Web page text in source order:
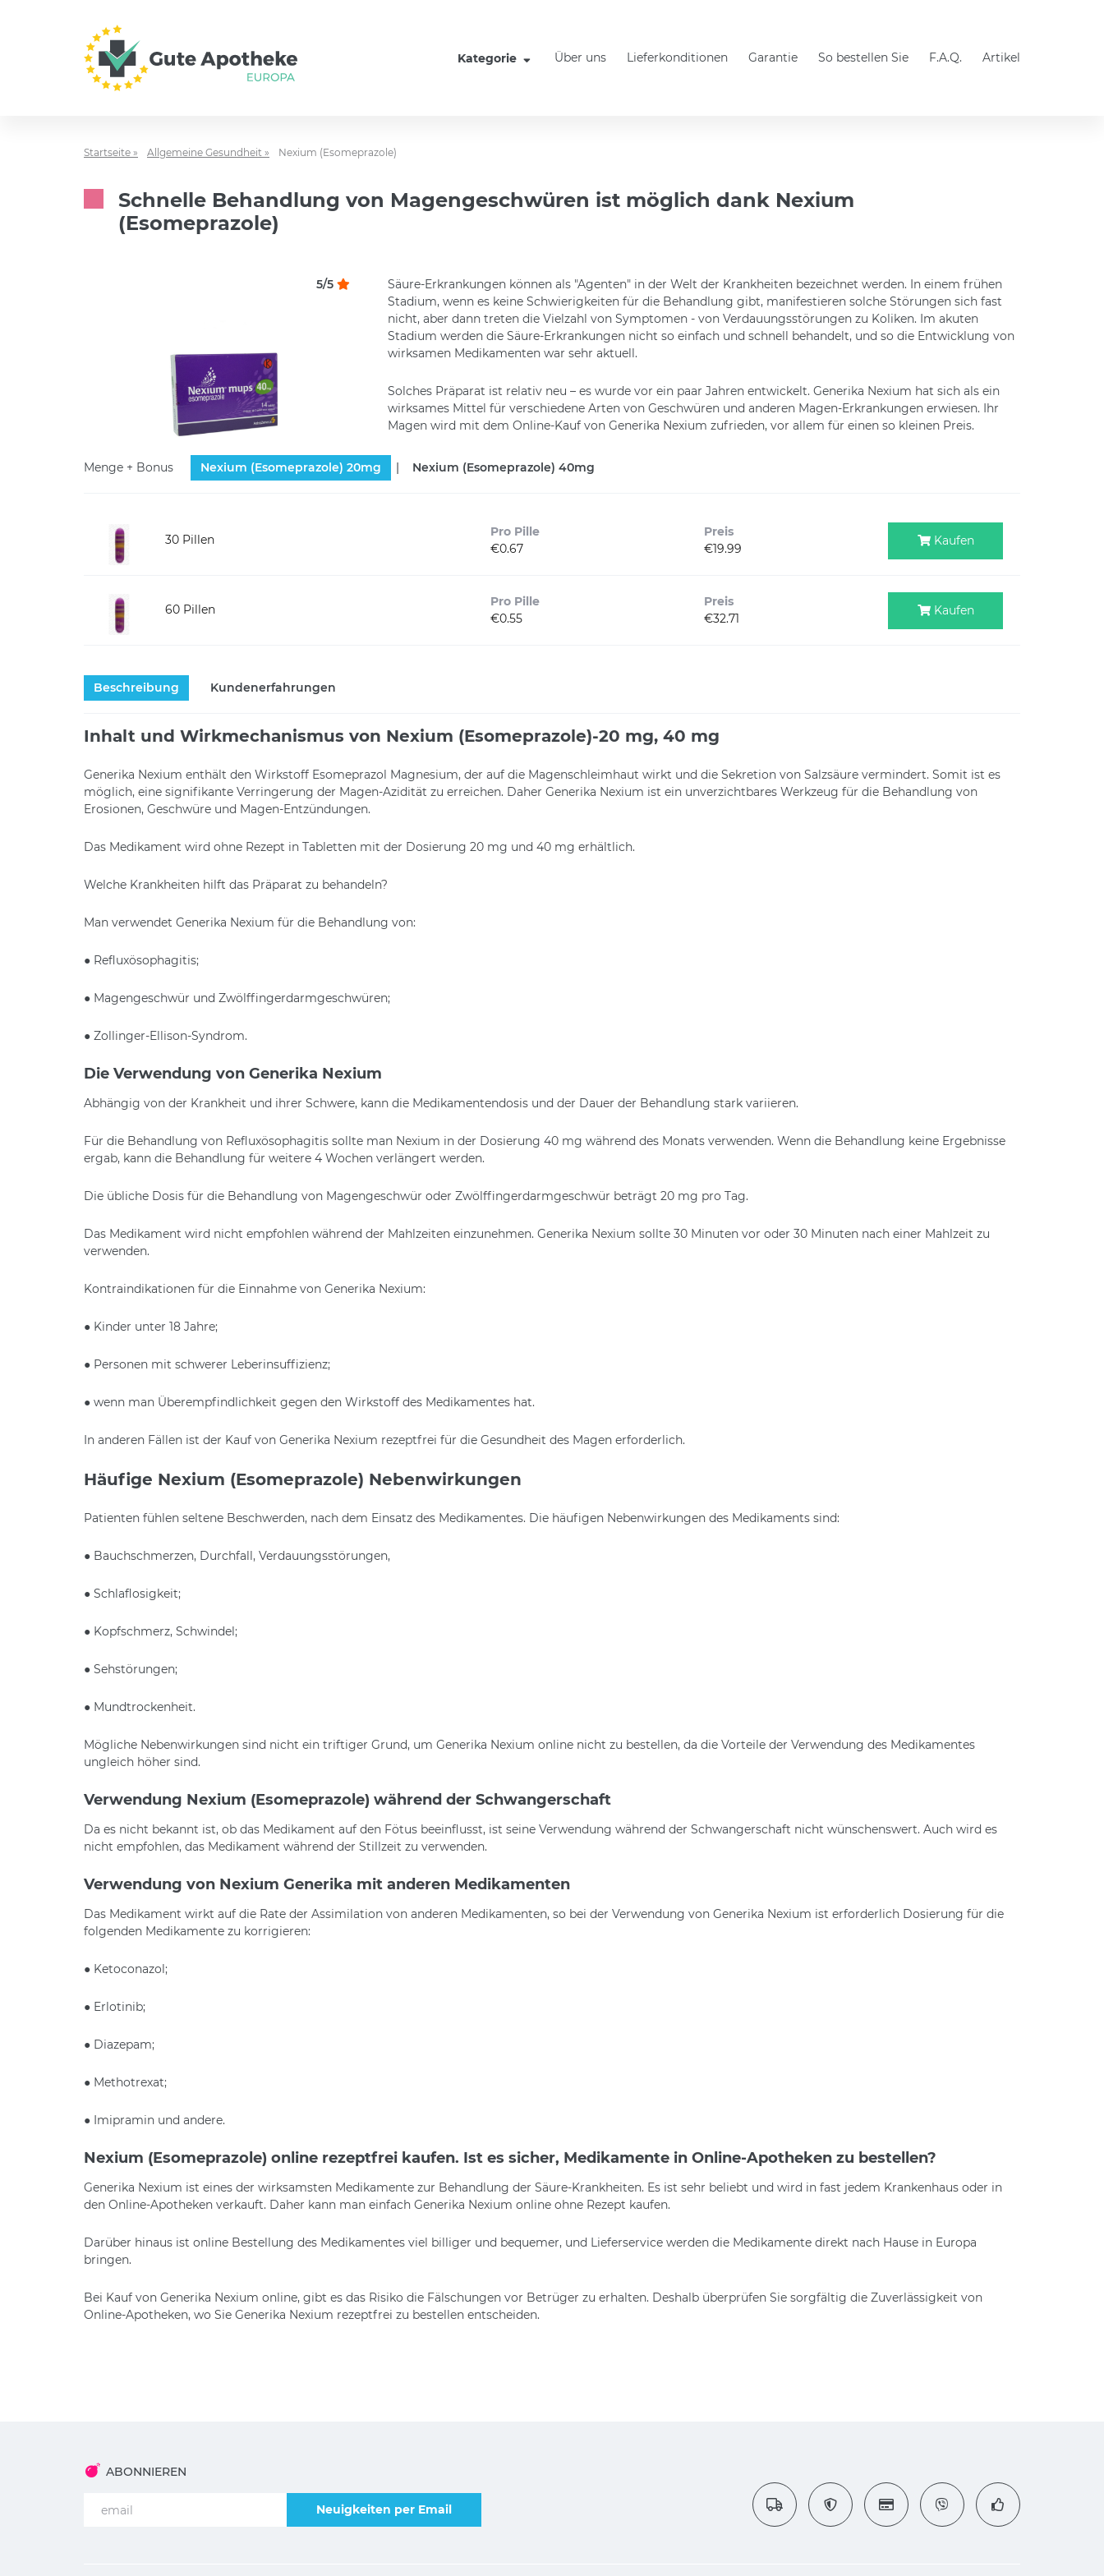
Kategorie Über uns Lieferkonditionen Garantie So bestellen Sie F.A.Q. Artikel
Startseite » Allgemeine Gesundheit » Nexium (Esomeprazole)
Schnelle Behandlung von Magengeschwüren ist möglich dank Nexium
(Esomeprazole)
5/5
Säure-Erkrankungen können als "Agenten" in der Welt der Krankheiten bezeichnet werden. In einem frühen
Stadium, wenn es keine Schwierigkeiten für die Behandlung gibt, manifestieren solche Störungen sich fast
nicht, aber dann treten die Vielzahl von Symptomen - von Verdauungsstörungen zu Koliken. Im akuten
Stadium werden die Säure-Erkrankungen nicht so einfach und schnell behandelt, und so die Entwicklung von
wirksamen Medikamenten war sehr aktuell.
Solches Präparat ist relativ neu – es wurde vor ein paar Jahren entwickelt. Generika Nexium hat sich als ein
wirksames Mittel für verschiedene Arten von Geschwüren und anderen Magen-Erkrankungen erwiesen. Ihr
Magen wird mit dem Online-Kauf von Generika Nexium zufrieden, vor allem für einen so kleinen Preis.
Menge + Bonus Nexium (Esomeprazole) 20mg Nexium (Esomeprazole) 40mg
30 Pillen
Pro Pille
€0.67
Preis
€19.99
Kaufen
60 Pillen
Pro Pille
€0.55
Preis
€32.71
Kaufen
Beschreibung Kundenerfahrungen
Inhalt und Wirkmechanismus von Nexium (Esomeprazole)-20 mg, 40 mg
Generika Nexium enthält den Wirkstoff Esomeprazol Magnesium, der auf die Magenschleimhaut wirkt und die Sekretion von Salzsäure vermindert. Somit ist es
möglich, eine signifikante Verringerung der Magen-Azidität zu erreichen. Daher Generika Nexium ist ein unverzichtbares Werkzeug für die Behandlung von
Erosionen, Geschwüre und Magen-Entzündungen.
Das Medikament wird ohne Rezept in Tabletten mit der Dosierung 20 mg und 40 mg erhältlich.
Welche Krankheiten hilft das Präparat zu behandeln?
Man verwendet Generika Nexium für die Behandlung von:
● Refluxösophagitis;
● Magengeschwür und Zwölffingerdarmgeschwüren;
● Zollinger-Ellison-Syndrom.
Die Verwendung von Generika Nexium
Abhängig von der Krankheit und ihrer Schwere, kann die Medikamentendosis und der Dauer der Behandlung stark variieren.
Für die Behandlung von Refluxösophagitis sollte man Nexium in der Dosierung 40 mg während des Monats verwenden. Wenn die Behandlung keine Ergebnisse
ergab, kann die Behandlung für weitere 4 Wochen verlängert werden.
Die übliche Dosis für die Behandlung von Magengeschwür oder Zwölffingerdarmgeschwür beträgt 20 mg pro Tag.
Das Medikament wird nicht empfohlen während der Mahlzeiten einzunehmen. Generika Nexium sollte 30 Minuten vor oder 30 Minuten nach einer Mahlzeit zu
verwenden.
Kontraindikationen für die Einnahme von Generika Nexium:
● Kinder unter 18 Jahre;
● Personen mit schwerer Leberinsuffizienz;
● wenn man Überempfindlichkeit gegen den Wirkstoff des Medikamentes hat.
In anderen Fällen ist der Kauf von Generika Nexium rezeptfrei für die Gesundheit des Magen erforderlich.
Häufige Nexium (Esomeprazole) Nebenwirkungen
Patienten fühlen seltene Beschwerden, nach dem Einsatz des Medikamentes. Die häufigen Nebenwirkungen des Medikaments sind:
● Bauchschmerzen, Durchfall, Verdauungsstörungen,
● Schlaflosigkeit;
● Kopfschmerz, Schwindel;
● Sehstörungen;
● Mundtrockenheit.
Mögliche Nebenwirkungen sind nicht ein triftiger Grund, um Generika Nexium online nicht zu bestellen, da die Vorteile der Verwendung des Medikamentes
ungleich höher sind.
Verwendung Nexium (Esomeprazole) während der Schwangerschaft
Da es nicht bekannt ist, ob das Medikament auf den Fötus beeinflusst, ist seine Verwendung während der Schwangerschaft nicht wünschenswert. Auch wird es
nicht empfohlen, das Medikament während der Stillzeit zu verwenden.
Verwendung von Nexium Generika mit anderen Medikamenten
Das Medikament wirkt auf die Rate der Assimilation von anderen Medikamenten, so bei der Verwendung von Generika Nexium ist erforderlich Dosierung für die
folgenden Medikamente zu korrigieren:
● Ketoconazol;
● Erlotinib;
● Diazepam;
● Methotrexat;
● Imipramin und andere.
Nexium (Esomeprazole) online rezeptfrei kaufen. Ist es sicher, Medikamente in Online-Apotheken zu bestellen?
Generika Nexium ist eines der wirksamsten Medikamente zur Behandlung der Säure-Krankheiten. Es ist sehr beliebt und wird in fast jedem Krankenhaus oder in
den Online-Apotheken verkauft. Daher kann man einfach Generika Nexium online ohne Rezept kaufen.
Darüber hinaus ist online Bestellung des Medikamentes viel billiger und bequemer, und Lieferservice werden die Medikamente direkt nach Hause in Europa
bringen.
Bei Kauf von Generika Nexium online, gibt es das Risiko die Fälschungen vor Betrüger zu erhalten. Deshalb überprüfen Sie sorgfältig die Zuverlässigkeit von
Online-Apotheken, wo Sie Generika Nexium rezeptfrei zu bestellen entscheiden.
ABONNIEREN
Neuigkeiten per Email